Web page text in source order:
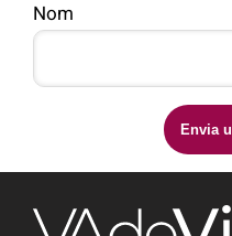
Nom